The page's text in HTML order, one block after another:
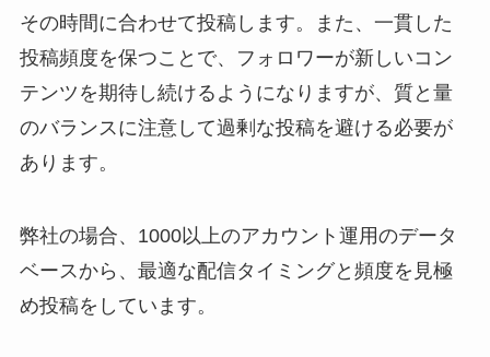
その時間に合わせて投稿します。また、一貫した
投稿頻度を保つことで、フォロワーが新しいコン
テンツを期待し続けるようになりますが、質と量
のバランスに注意して過剰な投稿を避ける必要が
あります。
弊社の場合、1000以上のアカウント運用のデータ
ベースから、最適な配信タイミングと頻度を見極
め投稿をしています。